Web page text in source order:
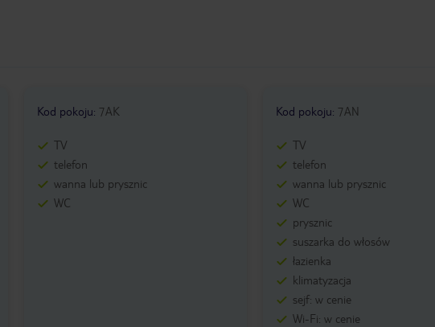
Kod pokoju: 7AK
TV
telefon
wanna lub prysznic
WC
Kod pokoju: 7AN
TV
telefon
wanna lub prysznic
WC
prysznic
suszarka do włosów
łazienka
klimatyzacja
sejf: w cenie
Wi-Fi: w cenie